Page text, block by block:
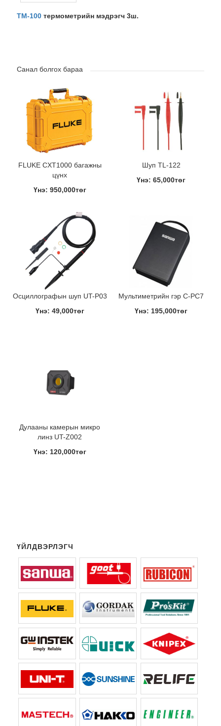
TM-100термометрийн мэдрэгч 3ш.
Санал болгох бараа
FLUKE CXT1000 багажны
цүнх
Үнэ: 950,000төг
Шуп TL-122
Үнэ: 65,000төг
Осциллографын шуп UT-P03
Үнэ: 49,000төг
Мультиметрийн гэр C-PC7
Үнэ: 195,000төг
Дулааны камерын микро
линз UT-Z002
Үнэ: 120,000төг
ҮЙЛДВЭРЛЭГЧ